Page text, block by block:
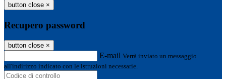
button close ×
Recupero password
button close ×
E-mail Verrà inviato un messaggio
all'indirizzo indicato con le istruzioni necessarie.